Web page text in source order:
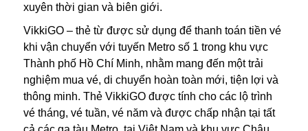
xuyên thời gian và biên giới.
VikkiGO – thẻ từ được sử dụng để thanh toán tiền vé
khi vận chuyển với tuyến Metro số 1 trong khu vực
Thành phố Hồ Chí Minh, nhằm mang đến một trải
nghiệm mua vé, di chuyển hoàn toàn mới, tiện lợi và
thông minh. Thẻ VikkiGO được tính cho các lộ trình
vé tháng, vé tuần, vé năm và được chấp nhận tại tất